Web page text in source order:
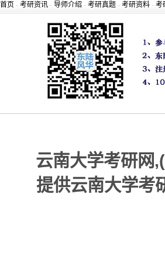
首页 - 考研资讯 - 导师介绍 - 考研真题 - 考研资料 - 考
云南大学考研网,(
提供云南大学考